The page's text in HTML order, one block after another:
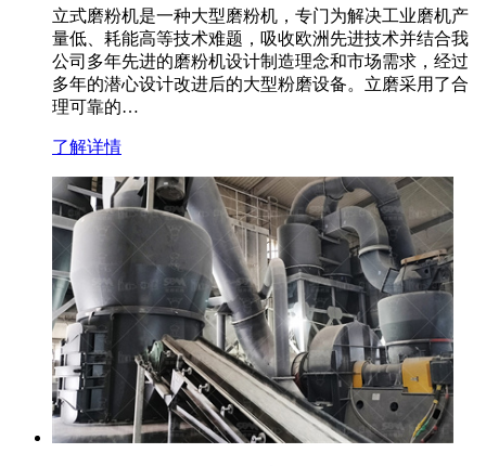
立式磨粉机是一种大型磨粉机，专门为解决工业磨机产
量低、耗能高等技术难题，吸收欧洲先进技术并结合我
公司多年先进的磨粉机设计制造理念和市场需求，经过
多年的潜心设计改进后的大型粉磨设备。立磨采用了合
理可靠的…
了解详情